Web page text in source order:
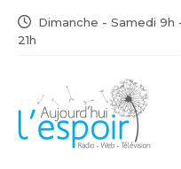
Dimanche - Samedi 9h
21h